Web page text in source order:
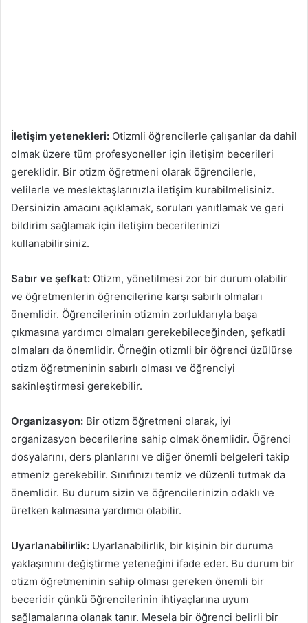
İletişim yetenekleri: Otizmli öğrencilerle çalışanlar da dahil
olmak üzere tüm profesyoneller için iletişim becerileri
gereklidir. Bir otizm öğretmeni olarak öğrencilerle,
velilerle ve meslektaşlarınızla iletişim kurabilmelisiniz.
Dersinizin amacını açıklamak, soruları yanıtlamak ve geri
bildirim sağlamak için iletişim becerilerinizi
kullanabilirsiniz.
Sabır ve şefkat: Otizm, yönetilmesi zor bir durum olabilir
ve öğretmenlerin öğrencilerine karşı sabırlı olmaları
önemlidir. Öğrencilerinin otizmin zorluklarıyla başa
çıkmasına yardımcı olmaları gerekebileceğinden, şefkatli
olmaları da önemlidir. Örneğin otizmli bir öğrenci üzülürse
otizm öğretmeninin sabırlı olması ve öğrenciyi
sakinleştirmesi gerekebilir.
Organizasyon: Bir otizm öğretmeni olarak, iyi
organizasyon becerilerine sahip olmak önemlidir. Öğrenci
dosyalarını, ders planlarını ve diğer önemli belgeleri takip
etmeniz gerekebilir. Sınıfınızı temiz ve düzenli tutmak da
önemlidir. Bu durum sizin ve öğrencilerinizin odaklı ve
üretken kalmasına yardımcı olabilir.
Uyarlanabilirlik: Uyarlanabilirlik, bir kişinin bir duruma
yaklaşımını değiştirme yeteneğini ifade eder. Bu durum bir
otizm öğretmeninin sahip olması gereken önemli bir
beceridir çünkü öğrencilerinin ihtiyaçlarına uyum
sağlamalarına olanak tanır. Mesela bir öğrenci belirli bir